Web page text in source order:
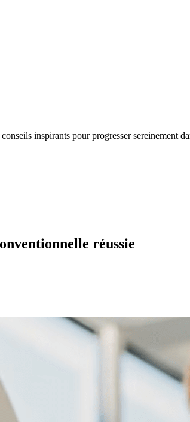
inspirants pour progresser sereinement
réussie